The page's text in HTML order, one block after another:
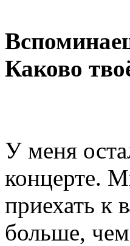
Каково
У меня
концерте.
приехать к
больше,